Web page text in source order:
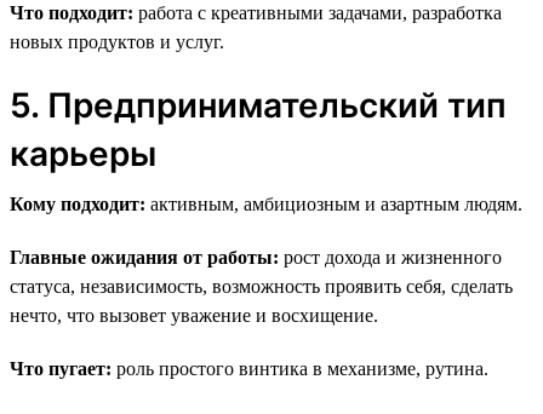
Что подходит: работа с креативными задачами, разработка
новых продуктов и услуг.
5. Предпринимательский тип
карьеры
Кому подходит: активным, амбициозным и азартным людям.
Главные ожидания от работы: рост дохода и жизненного
статуса, независимость, возможность проявить себя, сделать
нечто, что вызовет уважение и восхищение.
Что пугает: роль простого винтика в механизме, рутина.